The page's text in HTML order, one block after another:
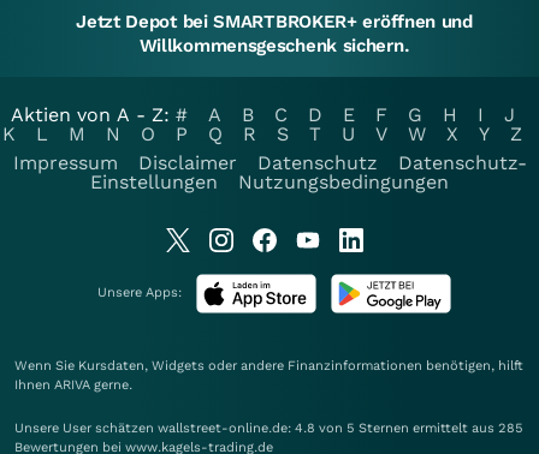
Jetzt Depot bei SMARTBROKER+ eröffnen und
Willkommensgeschenk sichern.
Aktien von A - Z: # A B C D E F G H I
J
K
L M N O P Q R S T U V W X Y
Z
Impressum
Disclaimer Datenschutz
Datenschutz-
Einstellungen
Nutzungsbedingungen
Unsere Apps:
Wenn Sie Kursdaten, Widgets oder andere Finanzinformationen benötigen, hilft
Ihnen ARIVA gerne.
Unsere User schätzen wallstreet-online.de: 4.8 von 5 Sternen ermittelt aus 285
Bewertungen bei www.kagels-trading.de